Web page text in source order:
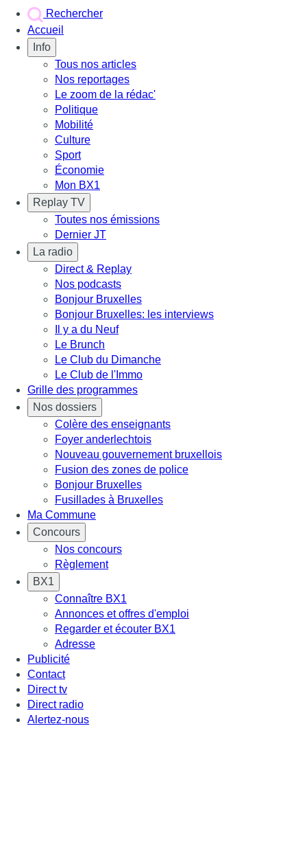
Rechercher
Accueil
Info
Tous nos articles
Nos reportages
Le zoom de la rédac'
Politique
Mobilité
Culture
Sport
Économie
Mon BX1
Replay TV
Toutes nos émissions
Dernier JT
La radio
Direct & Replay
Nos podcasts
Bonjour Bruxelles
Bonjour Bruxelles: les interviews
Il y a du Neuf
Le Brunch
Le Club du Dimanche
Le Club de l'Immo
Grille des programmes
Nos dossiers
Colère des enseignants
Foyer anderlechtois
Nouveau gouvernement bruxellois
Fusion des zones de police
Bonjour Bruxelles
Fusillades à Bruxelles
Ma Commune
Concours
Nos concours
Règlement
BX1
Connaître BX1
Annonces et offres d'emploi
Regarder et écouter BX1
Adresse
Publicité
Contact
Direct tv
Direct radio
Alertez-nous